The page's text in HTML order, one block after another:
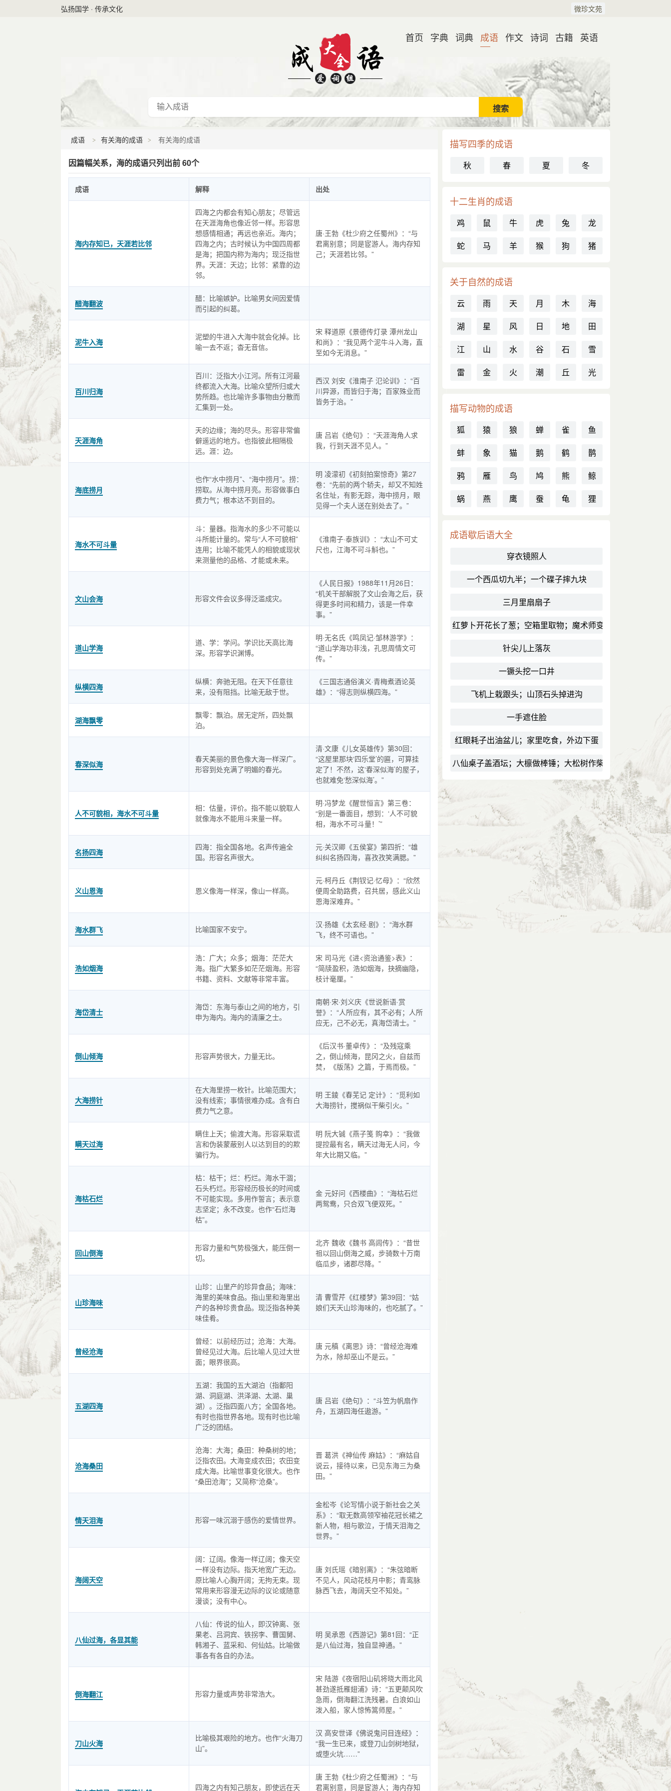
弘扬国学 · 传承文化 微珍文苑
首页 字典 词典 成语 作文 诗词 古籍 英语
成语 有关海的成语 有关海的成语
因篇幅关系，海的成语只列出前 60个
成语 解释 出处
海内存知已，天涯若比邻
四海之内都会有知心朋友；尽管远
在天涯海角也像近邻一样。形容思
想感情相通；再远也亲近。海内；
四海之内；古时候认为中国四周都
是海；把国内称为海内；现泛指世
界。天涯：天边；比邻：紧靠的边
邻。
唐·王勃《杜少府之任蜀州》：“与
君离别意；同是宦游人。海内存知
己；天涯若比邻。”
醋海翻波
醋：比喻嫉妒。比喻男女间因爱情
而引起的纠葛。
泥牛入海
泥塑的牛进入大海中就会化掉。比
喻一去不返；杳无音信。
宋 释道原《景德传灯录 潭州龙山
和尚》：“我见两个泥牛斗入海，直
至如今无消息。”
百川归海
百川：泛指大小江河。所有江河最
终都流入大海。比喻众望所归或大
势所趋。也比喻许多事物由分散而
汇集到一处。
西汉 刘安《淮南子 氾论训》：“百
川异源，而皆归于海；百家殊业而
皆务于治。”
天涯海角
天的边缘；海的尽头。形容非常偏
僻遥远的地方。也指彼此相隔极
远。涯：边。
唐 吕岩《绝句》：“天涯海角人求
我，行到天涯不见人。”
海底捞月
也作“水中捞月”、“海中捞月”。捞：
捞取。从海中捞月亮。形容做事白
费力气；根本达不到目的。
明 凌濛初《初刻拍案惊奇》第27
卷：“先前的两个轿夫，却又不知姓
名住址，有影无踪，海中捞月，眼
见得一个夫人送在别处去了。”
海水不可斗量
斗：量器。指海水的多少不可能以
斗所能计量的。常与“人不可貌相”
连用；比喻不能凭人的相貌或现状
来测量他的品格、才能或未来。
《淮南子·泰族训》：“太山不可丈
尺也，江海不可斗斛也。”
文山会海 形容文件会议多得泛滥成灾。
《人民日报》1988年11月26日：
“机关干部解脱了文山会海之后，获
得更多时间和精力，该是一件幸
事。”
道山学海
道、学：学问。学识比天高比海
深。形容学识渊博。
明·无名氏《鸣凤记·邹林游学》：
“道山学海功非浅，孔思周情文可
传。”
纵横四海
纵横：奔驰无阻。在天下任意往
来，没有阻挡。比喻无敌于世。
《三国志通俗演义·青梅煮酒论英
雄》：“得志则纵横四海。”
湖海飘零
飘零：飘泊。居无定所，四处飘
泊。
春深似海
春天美丽的景色像大海一样深广。
形容到处充满了明媚的春光。
清·文康《儿女英雄传》第30回：
“这屋里那块‘四乐堂’的匾，可算挂
定了！不然，这‘春深似海’的屋子，
也就难免‘愁深似海’。”
人不可貌相，海水不可斗量
相：估量，评价。指不能以貌取人
就像海水不能用斗来量一样。
明·冯梦龙《醒世恒言》第三卷：
“别是一番面目，想到：‘人不可貌
相，海水不可斗量！’”
名扬四海
四海：指全国各地。名声传遍全
国。形容名声很大。
元·关汉卿《五侯宴》第四折：“雄
纠纠名扬四海，喜孜孜笑满腮。”
义山恩海 恩义像海一样深，像山一样高。
元·柯丹丘《荆钗记·忆母》：“欣然
便周全助路费，召共居，感此义山
恩海深难弃。”
海水群飞 比喻国家不安宁。
汉·扬雄《太玄经·剧》：“海水群
飞，终不可语也。”
浩如烟海
浩：广大；众多；烟海：茫茫大
海。指广大繁多如茫茫烟海。形容
书籍、资料、文献等非常丰富。
宋 司马光《进<资治通鉴>表》：
“简牍盈积，浩如烟海，抉摘幽隐，
枝计毫厘。”
海岱清士
海岱：东海与泰山之间的地方，引
申为海内。海内的清廉之士。
南朝·宋·刘义庆《世说新语·赏
誉》：“人所应有，其不必有；人所
应无，己不必无，真海岱清士。”
倒山倾海 形容声势很大，力量无比。
《后汉书·董卓传》：“及残寇乘
之，倒山倾海，昆冈之火，自兹而
焚，《版荡》之篇，于焉而极。”
大海捞针
在大海里捞一枚针。比喻范围大；
没有线索；事情很难办成。含有白
费力气之意。
明 王錂《春芜记 定计》：“觅利如
大海捞针，搅祸似干柴引火。”
瞒天过海
瞒住上天；偷渡大海。形容采取谎
言和伪装蒙蔽别人以达到目的的欺
骗行为。
明 阮大铖《燕子笺 购幸》：“我做
提控最有名，瞒天过海无人问，今
年大比期又临。”
海枯石烂
枯：枯干；烂：朽烂。海水干涸；
石头朽烂。形容经历极长的时间或
不可能实现。多用作誓言；表示意
志坚定；永不改变。也作“石烂海
枯”。
金 元好问《西楼曲》：“海枯石烂
两鸳鸯，只合双飞便双死。”
回山倒海
形容力量和气势极强大，能压倒一
切。
北齐 魏收《魏书 高闾传》：“昔世
祖以回山倒海之威，步骑数十万南
临瓜步，诸郡尽降。”
山珍海味
山珍：山里产的珍异食品；海味：
海里的美味食品。指山里和海里出
产的各种珍贵食品。现泛指各种美
味佳肴。
清 曹雪芹《红楼梦》第39回：“姑
娘们天天山珍海味的，也吃腻了。”
曾经沧海
曾经：以前经历过；沧海：大海。
曾经见过大海。后比喻人见过大世
面；眼界很高。
唐 元稹《离思》诗：“曾经沧海难
为水，除却巫山不是云。”
五湖四海
五湖：我国的五大湖泊（指鄱阳
湖、洞庭湖、洪泽湖、太湖、巢
湖）。泛指四面八方；全国各地。
有时也指世界各地。现有时也比喻
广泛的团结。
唐 吕岩《绝句》：“斗笠为帆扇作
舟，五湖四海任遨游。”
沧海桑田
沧海：大海；桑田：种桑树的地；
泛指农田。大海变成农田；农田变
成大海。比喻世事变化很大。也作
“桑田沧海”；又简称“沧桑”。
晋 葛洪《神仙传 麻姑》：“麻姑自
说云，接待以来，已见东海三为桑
田。”
情天泪海 形容一味沉溺于感伤的爱情世界。
金松岑《论写情小说于新社会之关
系》：“取无数高领窄袖花冠长裙之
新人物，相与歌泣，于情天泪海之
世界。”
海阔天空
阔：辽阔。像海一样辽阔；像天空
一样没有边际。指天地宽广无边。
原比喻人心胸开阔；无拘无束。现
常用来形容漫无边际的议论或随意
漫谈；没有中心。
唐 刘氏瑶《暗别离》：“朱弦暗断
不见人，风动花枝月中影；青鸾脉
脉西飞去，海阔天空不知处。”
八仙过海，各显其能
八仙：传说的仙人，即汉钟离、张
果老、吕洞宾、铁拐李、曹国舅、
韩湘子、蓝采和、何仙姑。比喻做
事各有各自的办法。
明 吴承恩《西游记》第81回：“正
是八仙过海，独自显神通。”
倒海翻江 形容力量或声势非常浩大。
宋 陆游《夜宿阳山矶将晓大雨北风
甚劲遂抵雁翅浦》诗：“五更颠风吹
急雨，倒海翻江洗残暑。白浪如山
泼入船，家人惊怖篙师屋。”
刀山火海
比喻极其艰险的地方。也作“火海刀
山”。
汉 高安世译《佛说鬼问目连经》：
“我一生已来，或登刀山剑树地狱，
或堕火坑……”
四海之内有知己朋友，即使远在天
唐 王勃《杜少府之任蜀洲》：“与
君离别意，同是宦游人；海内存知
描写四季的成语
秋 春 夏 冬
十二生肖的成语
鸡 鼠 牛 虎 兔
龙
蛇
马 羊 猴 狗 猪
关于自然的成语
云 雨 天 月 木
海
湖
星 风 日 地
田
江
山 水 谷 石
雪
雷
金 火 潮 丘 光
描写动物的成语
狐 猿 狼 蝉 雀
鱼
蚌
象 猫 鹅 鹤
鹊
鸦
雁 鸟 鸠 熊
鲸
蜗
燕 鹰 蚕 龟 狸
成语歇后语大全
穿衣镜照人
一个西瓜切九半；一个碟子摔九块
三月里扇扇子
红萝卜开花长了葱；空箱里取物；魔术师变戏法
针尖儿上落灰
一镢头挖一口井
飞机上栽跟头；山顶石头掉进沟
一手遮住脸
红眼耗子出油盆儿；家里吃食，外边下蛋
八仙桌子盖酒坛；大檩做棒锤；大松树作柴火